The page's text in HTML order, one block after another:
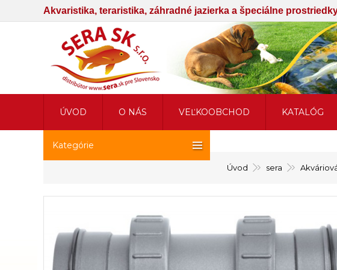
Akvaristika, teraristika, záhradné jazierka a špeciálne
Úvod sera
Kategórie
ÚVOD O NÁS VEĽKOOBCHOD KATALÓG